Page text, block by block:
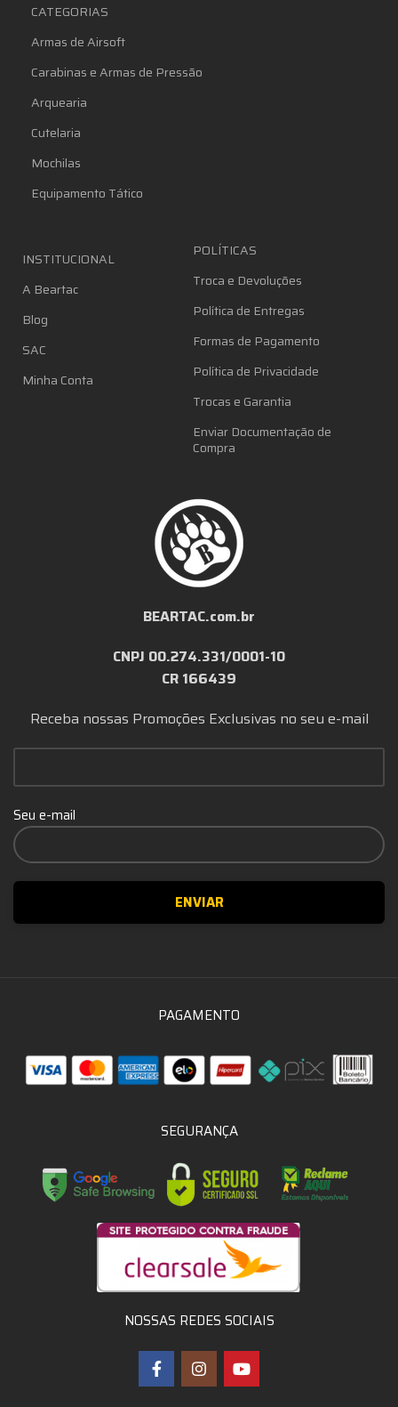
CATEGORIAS
Armas de Airsoft
Carabinas e Armas de Pressão
Arquearia
Cutelaria
Mochilas
Equipamento Tático
INSTITUCIONAL
A Beartac
Blog
SAC
Minha Conta
POLÍTICAS
Troca e Devoluções
Política de Entregas
Formas de Pagamento
Política de Privacidade
Trocas e Garantia
Enviar Documentação de
Compra
BEARTAC.com.br
CNPJ 00.274.331/0001-10
CR 166439
Receba nossas Promoções Exclusivas no seu e-mail
Seu e-mail
PAGAMENTO
SEGURANÇA
NOSSAS REDES SOCIAIS